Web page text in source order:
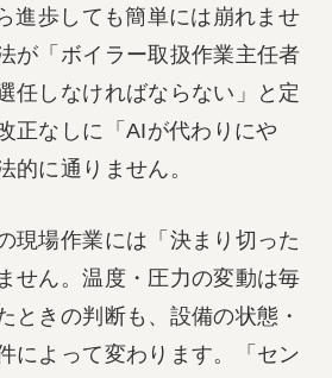
進歩しても簡単には崩れませ
が「ボイラー取扱作業主任者
任しなければならない」と定
正なしに「AIが代わりにや
的に通りません。
現場作業には「決まり切った
せん。温度・圧力の変動は毎
ときの判断も、設備の状態・
によって変わります。「セン